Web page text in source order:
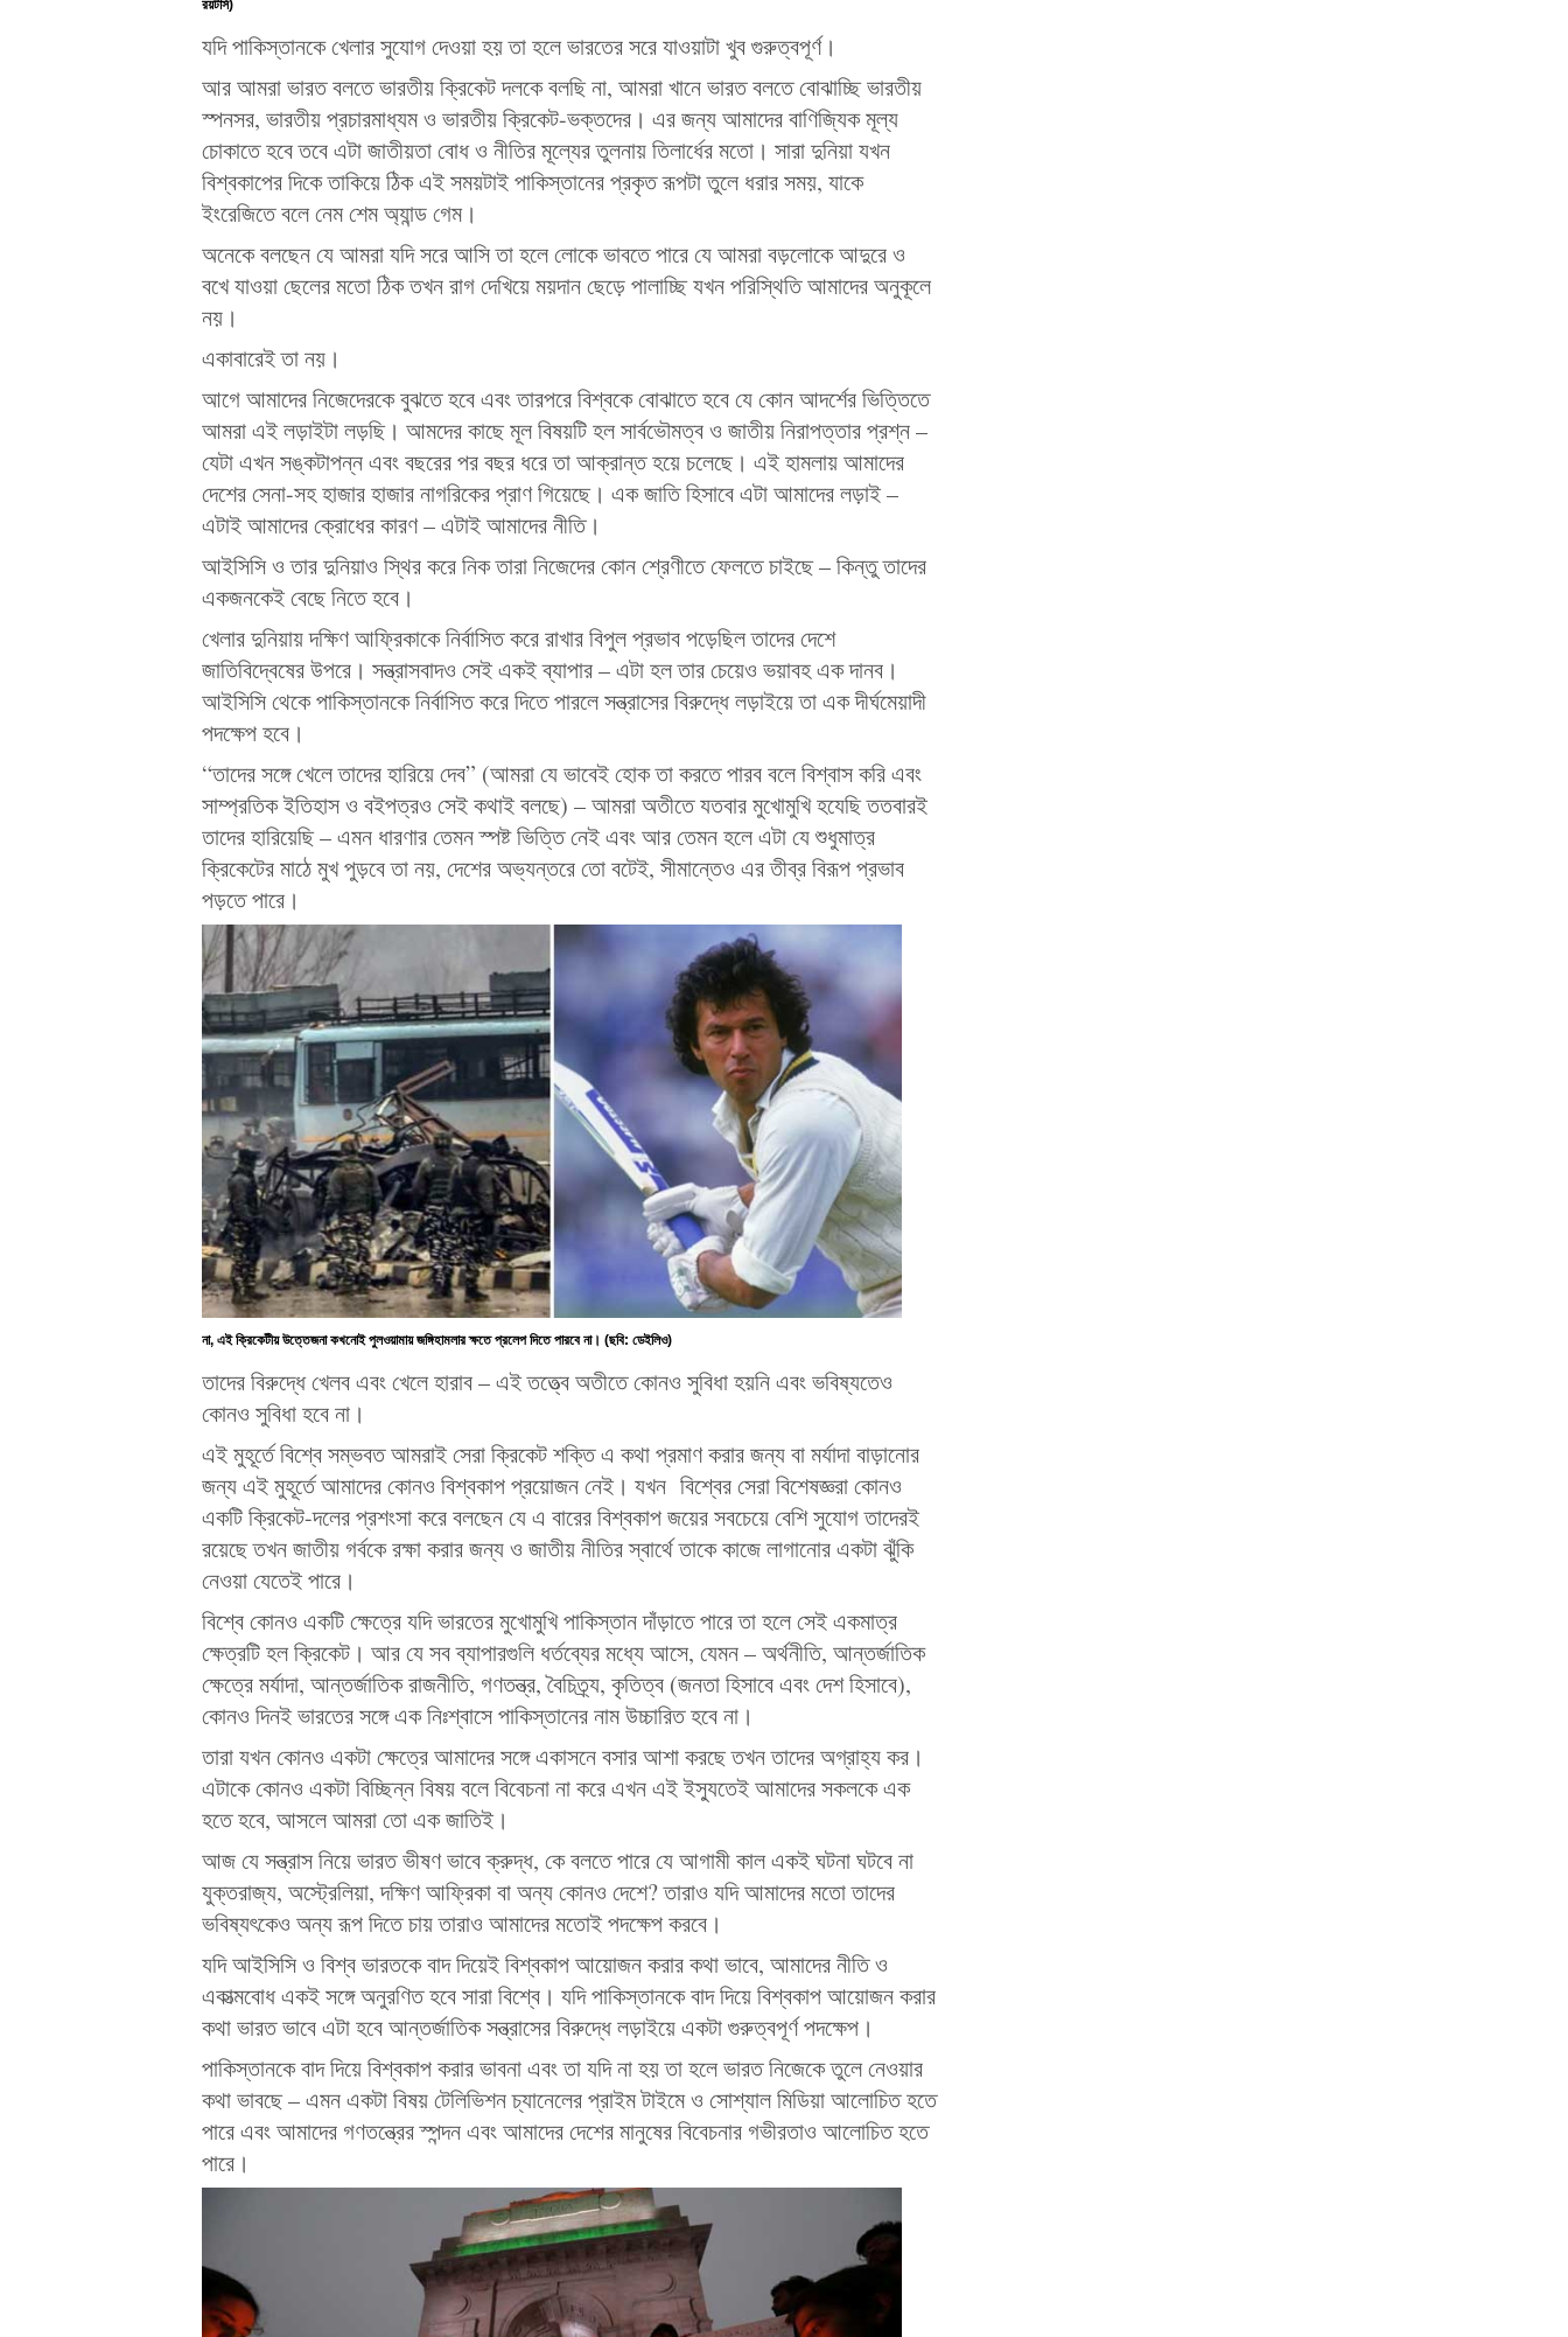
রয়টার্স)
যদি পাকিস্তানকে খেলার সুযোগ দেওয়া হয় তা হলে ভারতের সরে যাওয়াটা খুব গুরুত্বপূর্ণ।
আর আমরা ভারত বলতে ভারতীয় ক্রিকেট দলকে বলছি না, আমরা খানে ভারত বলতে বোঝাচ্ছি ভারতীয়
স্পনসর, ভারতীয় প্রচারমাধ্যম ও ভারতীয় ক্রিকেট-ভক্তদের। এর জন্য আমাদের বাণিজ্যিক মূল্য
চোকাতে হবে তবে এটা জাতীয়তা বোধ ও নীতির মূল্যের তুলনায় তিলার্ধের মতো। সারা দুনিয়া যখন
বিশ্বকাপের দিকে তাকিয়ে ঠিক এই সময়টাই পাকিস্তানের প্রকৃত রূপটা তুলে ধরার সময়, যাকে
ইংরেজিতে বলে নেম শেম অ্যান্ড গেম।
অনেকে বলছেন যে আমরা যদি সরে আসি তা হলে লোকে ভাবতে পারে যে আমরা বড়লোকে আদুরে ও
বখে যাওয়া ছেলের মতো ঠিক তখন রাগ দেখিয়ে ময়দান ছেড়ে পালাচ্ছি যখন পরিস্থিতি আমাদের অনুকূলে
নয়।
একাবারেই তা নয়।
আগে আমাদের নিজেদেরকে বুঝতে হবে এবং তারপরে বিশ্বকে বোঝাতে হবে যে কোন আদর্শের ভিত্তিতে
আমরা এই লড়াইটা লড়ছি। আমদের কাছে মূল বিষয়টি হল সার্বভৌমত্ব ও জাতীয় নিরাপত্তার প্রশ্ন –
যেটা এখন সঙ্কটাপন্ন এবং বছরের পর বছর ধরে তা আক্রান্ত হয়ে চলেছে। এই হামলায় আমাদের
দেশের সেনা-সহ হাজার হাজার নাগরিকের প্রাণ গিয়েছে। এক জাতি হিসাবে এটা আমাদের লড়াই –
এটাই আমাদের ক্রোধের কারণ – এটাই আমাদের নীতি।
আইসিসি ও তার দুনিয়াও স্থির করে নিক তারা নিজেদের কোন শ্রেণীতে ফেলতে চাইছে – কিন্তু তাদের
একজনকেই বেছে নিতে হবে।
খেলার দুনিয়ায় দক্ষিণ আফ্রিকাকে নির্বাসিত করে রাখার বিপুল প্রভাব পড়েছিল তাদের দেশে
জাতিবিদ্বেষের উপরে। সন্ত্রাসবাদও সেই একই ব্যাপার – এটা হল তার চেয়েও ভয়াবহ এক দানব।
আইসিসি থেকে পাকিস্তানকে নির্বাসিত করে দিতে পারলে সন্ত্রাসের বিরুদ্ধে লড়াইয়ে তা এক দীর্ঘমেয়াদী
পদক্ষেপ হবে।
“তাদের সঙ্গে খেলে তাদের হারিয়ে দেব” (আমরা যে ভাবেই হোক তা করতে পারব বলে বিশ্বাস করি এবং
সাম্প্রতিক ইতিহাস ও বইপত্রও সেই কথাই বলছে) – আমরা অতীতে যতবার মুখোমুখি হযেছি ততবারই
তাদের হারিয়েছি – এমন ধারণার তেমন স্পষ্ট ভিত্তি নেই এবং আর তেমন হলে এটা যে শুধুমাত্র
ক্রিকেটের মাঠে মুখ পুড়বে তা নয়, দেশের অভ্যন্তরে তো বটেই, সীমান্তেও এর তীব্র বিরূপ প্রভাব
পড়তে পারে।
না, এই ক্রিকেটীয় উত্তেজনা কখনোই পুলওয়ামায় জঙ্গিহামলার ক্ষতে প্রলেপ দিতে পারবে না। (ছবি: ডেইলিও)
তাদের বিরুদ্ধে খেলব এবং খেলে হারাব – এই তত্ত্বে অতীতে কোনও সুবিধা হয়নি এবং ভবিষ্যতেও
কোনও সুবিধা হবে না।
এই মুহূর্তে বিশ্বে সম্ভবত আমরাই সেরা ক্রিকেট শক্তি এ কথা প্রমাণ করার জন্য বা মর্যাদা বাড়ানোর
জন্য এই মুহূর্তে আমাদের কোনও বিশ্বকাপ প্রয়োজন নেই। যখন বিশ্বের সেরা বিশেষজ্ঞরা কোনও
একটি ক্রিকেট-দলের প্রশংসা করে বলছেন যে এ বারের বিশ্বকাপ জয়ের সবচেয়ে বেশি সুযোগ তাদেরই
রয়েছে তখন জাতীয় গর্বকে রক্ষা করার জন্য ও জাতীয় নীতির স্বার্থে তাকে কাজে লাগানোর একটা ঝুঁকি
নেওয়া যেতেই পারে।
বিশ্বে কোনও একটি ক্ষেত্রে যদি ভারতের মুখোমুখি পাকিস্তান দাঁড়াতে পারে তা হলে সেই একমাত্র
ক্ষেত্রটি হল ক্রিকেট। আর যে সব ব্যাপারগুলি ধর্তব্যের মধ্যে আসে, যেমন – অর্থনীতি, আন্তর্জাতিক
ক্ষেত্রে মর্যাদা, আন্তর্জাতিক রাজনীতি, গণতন্ত্র, বৈচিত্র্য, কৃতিত্ব (জনতা হিসাবে এবং দেশ হিসাবে),
কোনও দিনই ভারতের সঙ্গে এক নিঃশ্বাসে পাকিস্তানের নাম উচ্চারিত হবে না।
তারা যখন কোনও একটা ক্ষেত্রে আমাদের সঙ্গে একাসনে বসার আশা করছে তখন তাদের অগ্রাহ্য কর।
এটাকে কোনও একটা বিচ্ছিন্ন বিষয় বলে বিবেচনা না করে এখন এই ইস্যুতেই আমাদের সকলকে এক
হতে হবে, আসলে আমরা তো এক জাতিই।
আজ যে সন্ত্রাস নিয়ে ভারত ভীষণ ভাবে ক্রুদ্ধ, কে বলতে পারে যে আগামী কাল একই ঘটনা ঘটবে না
যুক্তরাজ্য, অস্ট্রেলিয়া, দক্ষিণ আফ্রিকা বা অন্য কোনও দেশে? তারাও যদি আমাদের মতো তাদের
ভবিষ্যৎকেও অন্য রূপ দিতে চায় তারাও আমাদের মতোই পদক্ষেপ করবে।
যদি আইসিসি ও বিশ্ব ভারতকে বাদ দিয়েই বিশ্বকাপ আয়োজন করার কথা ভাবে, আমাদের নীতি ও
একাত্মবোধ একই সঙ্গে অনুরণিত হবে সারা বিশ্বে। যদি পাকিস্তানকে বাদ দিয়ে বিশ্বকাপ আয়োজন করার
কথা ভারত ভাবে এটা হবে আন্তর্জাতিক সন্ত্রাসের বিরুদ্ধে লড়াইয়ে একটা গুরুত্বপূর্ণ পদক্ষেপ।
পাকিস্তানকে বাদ দিয়ে বিশ্বকাপ করার ভাবনা এবং তা যদি না হয় তা হলে ভারত নিজেকে তুলে নেওয়ার
কথা ভাবছে – এমন একটা বিষয় টেলিভিশন চ্যানেলের প্রাইম টাইমে ও সোশ্যাল মিডিয়া আলোচিত হতে
পারে এবং আমাদের গণতন্ত্রের স্পন্দন এবং আমাদের দেশের মানুষের বিবেচনার গভীরতাও আলোচিত হতে
পারে।